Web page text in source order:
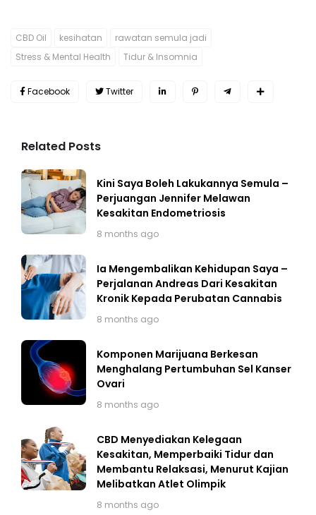
CBD Oil kesihatan
rawatan semula jadi
Stress & Mental Health
Tidur & Insomnia
Facebook Twitter
Related Posts
Kini Saya Boleh Lakukannya Semula –
Perjuangan Jennifer Melawan
Kesakitan Endometriosis
8 months ago
Ia Mengembalikan Kehidupan Saya –
Perjalanan Andreas Dari Kesakitan
Kronik Kepada Perubatan Cannabis
8 months ago
Komponen Marijuana Berkesan
Menghalang Pertumbuhan Sel Kanser
Ovari
8 months ago
CBD Menyediakan Kelegaan
Kesakitan, Memperbaiki Tidur dan
Membantu Relaksasi, Menurut Kajian
Melibatkan Atlet Olimpik
8 months ago